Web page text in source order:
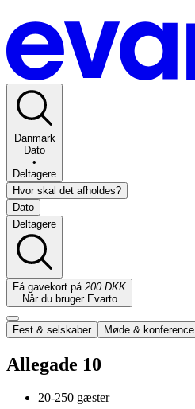
Danmark
Dato
•
Deltagere
Hvor skal det afholdes?
Dato
Deltagere
Få gavekort på 200 DKK
Når du bruger Evarto
Fest & selskaber Møde & konference
Allegade 10
20-250 gæster